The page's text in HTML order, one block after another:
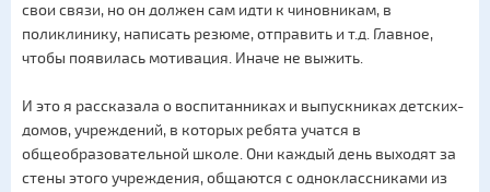
свои связи, но он должен сам идти к чиновникам, в
поликлинику, написать резюме, отправить и т.д. Главное,
чтобы появилась мотивация. Иначе не выжить.
И это я рассказала о воспитанниках и выпускниках детских-
домов, учреждений, в которых ребята учатся в
общеобразовательной школе. Они каждый день выходят за
стены этого учреждения, общаются с одноклассниками из